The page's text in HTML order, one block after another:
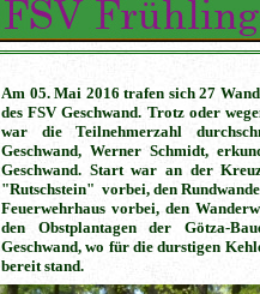
Am 05. Mai 2016 trafen sich 27
des FSV Geschwand. Trotz oder
war die Teilnehmerzahl
Geschwand, Werner Schmidt,
Geschwand. Start war an der
"Rutschstein" vorbei, den
Feuerwehrhaus vorbei, den
den Obstplantagen der Götza-
Geschwand, wo für die durstigen
bereit stand.